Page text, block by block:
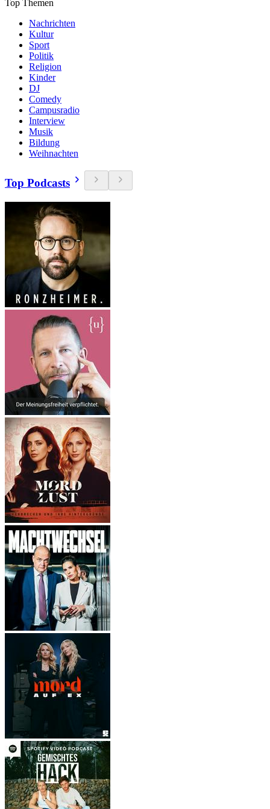
Top Themen
Nachrichten
Kultur
Sport
Politik
Religion
Kinder
DJ
Comedy
Campusradio
Interview
Musik
Bildung
Weihnachten
Top Podcasts